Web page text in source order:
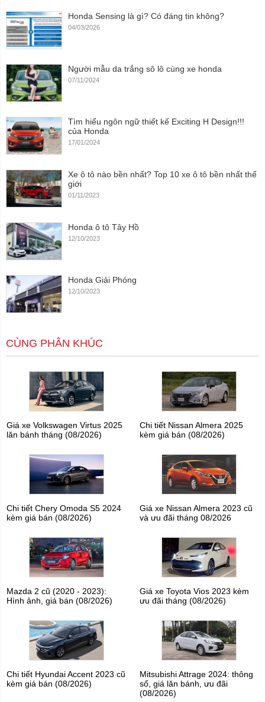
Honda Sensing là gì? Có đáng tin không?
04/03/2026
Người mẫu da trắng sô lô cùng xe honda
07/11/2024
Tìm hiểu ngôn ngữ thiết kế Exciting H Design!!!
của Honda
17/01/2024
Xe ô tô nào bền nhất? Top 10 xe ô tô bền nhất thế
giới
01/11/2023
Honda ô tô Tây Hồ
12/10/2023
Honda Giải Phóng
12/10/2023
CÙNG PHÂN KHÚC
Giá xe Volkswagen Virtus 2025
lăn bánh tháng (08/2026)
Chi tiết Nissan Almera 2025
kèm giá bán (08/2026)
Chi tiết Chery Omoda S5 2024
kèm giá bán (08/2026)
Giá xe Nissan Almera 2023 cũ
và ưu đãi tháng 08/2026
Mazda 2 cũ (2020 - 2023):
Hình ảnh, giá bán (08/2026)
Giá xe Toyota Vios 2023 kèm
ưu đãi tháng (08/2026)
Chi tiết Hyundai Accent 2023 cũ
kèm giá bán (08/2026)
Mitsubishi Attrage 2024: thông
số, giá lăn bánh, ưu đãi
(08/2026)